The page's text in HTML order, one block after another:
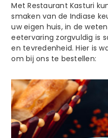
Met Restaurant Kasturi
smaken van de Indiase
uw eigen huis, in de
eetervaring zorgvuldig is
en tevredenheid. Hier is
om bij ons te bestellen: